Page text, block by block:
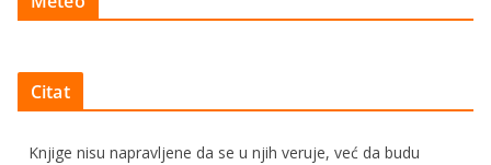
Citat
Knjige nisu napravljene da se u njih veruje, već da budu